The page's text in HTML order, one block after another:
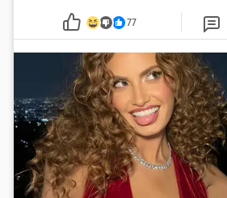
77